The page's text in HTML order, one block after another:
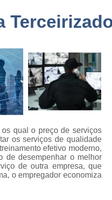
Empresa de
Empresa de Portaria São
Empresa de
Empresa Portaria e
Empresa Terceirizada
Empresa
Empresa
Empresa
Empresa de
Empresa
qual o preço de serviços
os serviços de qualidade
efetivo moderno,
de desempenhar o melhor
de outra empresa, que
o empregador economiza